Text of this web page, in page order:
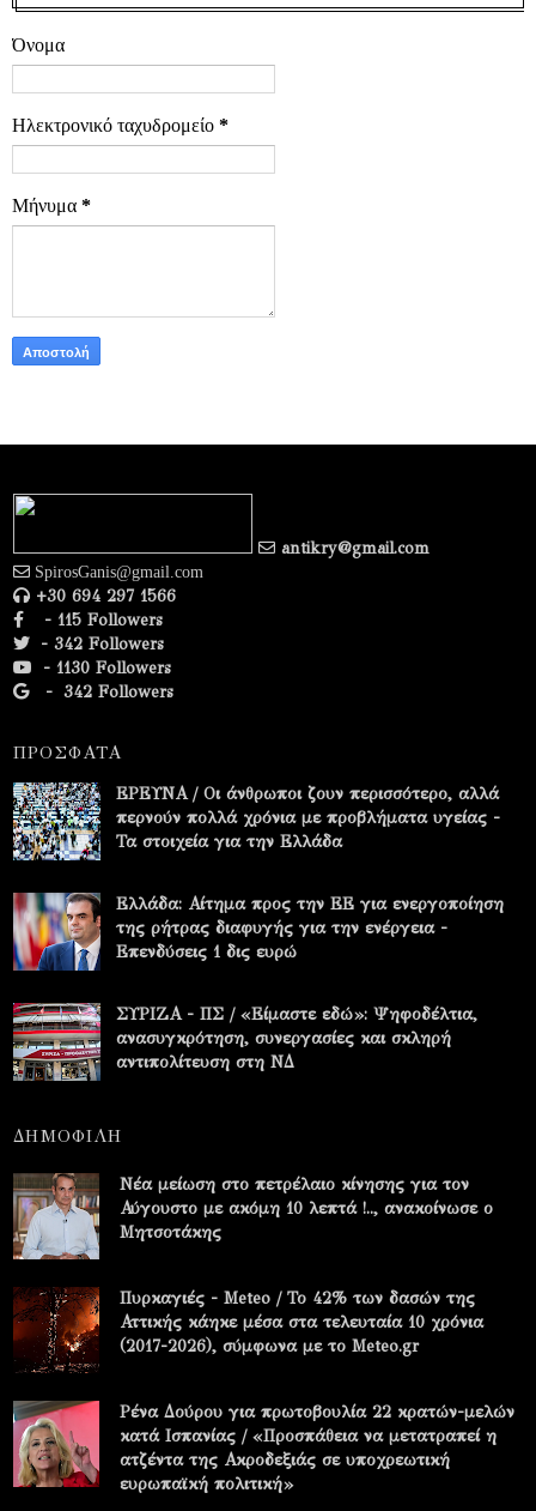
Όνομα
Ηλεκτρονικό ταχυδρομείο *
Μήνυμα *
antikry@gmail.com
SpirosGanis@gmail.com
+30 694 297 1566
- 115 Followers
- 342 Followers
- 1130 Followers
- 342 Followers
ΠΡΟΣΦΑΤΑ
ΕΡΕΥΝΑ / Οι άνθρωποι ζουν περισσότερο, αλλά
περνούν πολλά χρόνια με προβλήματα υγείας -
Τα στοιχεία για την Ελλάδα
Ελλάδα: Αίτημα προς την ΕΕ για ενεργοποίηση
της ρήτρας διαφυγής για την ενέργεια -
Επενδύσεις 1 δις ευρώ
ΣΥΡΙΖΑ - ΠΣ / «Είμαστε εδώ»: Ψηφοδέλτια,
ανασυγκρότηση, συνεργασίες και σκληρή
αντιπολίτευση στη ΝΔ
ΔΗΜΟΦΙΛΗ
Νέα μείωση στο πετρέλαιο κίνησης για τον
Αύγουστο με ακόμη 10 λεπτά !.., ανακοίνωσε ο
Μητσοτάκης
Πυρκαγιές - Meteo / Το 42% των δασών της
Αττικής κάηκε μέσα στα τελευταία 10 χρόνια
(2017-2026), σύμφωνα με το Meteo.gr
Ρένα Δούρου για πρωτοβουλία 22 κρατών-μελών
κατά Ισπανίας / «Προσπάθεια να μετατραπεί η
ατζέντα της Ακροδεξιάς σε υποχρεωτική
ευρωπαϊκή πολιτική»